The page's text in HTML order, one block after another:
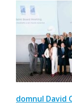
domnul David